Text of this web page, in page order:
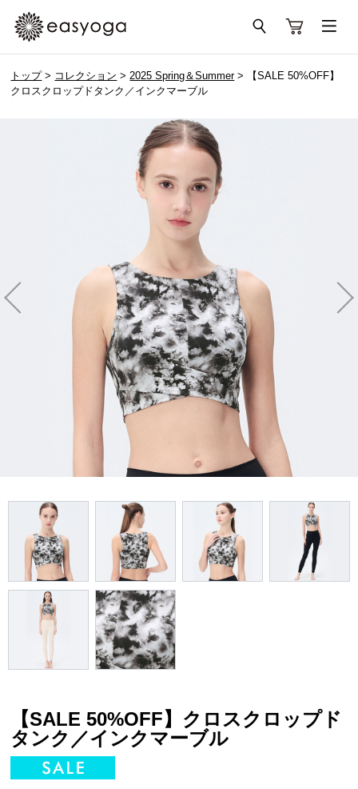
トップ> コレクション >2025 Spring＆Summer> 【SALE 50%OFF】
クロスクロップドタンク／インクマーブル
【SALE 50%OFF】クロスクロップド
タンク／インクマーブル